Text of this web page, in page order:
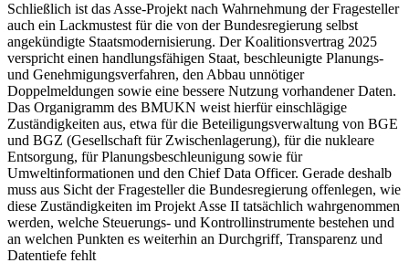
Schließlich ist das Asse-Projekt nach Wahrnehmung der Fragesteller
auch ein Lackmustest für die von der Bundesregierung selbst
angekündigte Staatsmodernisierung. Der Koalitionsvertrag 2025
verspricht einen handlungsfähigen Staat, beschleunigte Planungs-
und Genehmigungsverfahren, den Abbau unnötiger
Doppelmeldungen sowie eine bessere Nutzung vorhandener Daten.
Das Organigramm des BMUKN weist hierfür einschlägige
Zuständigkeiten aus, etwa für die Beteiligungsverwaltung von BGE
und BGZ (Gesellschaft für Zwischenlagerung), für die nukleare
Entsorgung, für Planungsbeschleunigung sowie für
Umweltinformationen und den Chief Data Officer. Gerade deshalb
muss aus Sicht der Fragesteller die Bundesregierung offenlegen, wie
diese Zuständigkeiten im Projekt Asse II tatsächlich wahrgenommen
werden, welche Steuerungs- und Kontrollinstrumente bestehen und
an welchen Punkten es weiterhin an Durchgriff, Transparenz und
Datentiefe fehlt